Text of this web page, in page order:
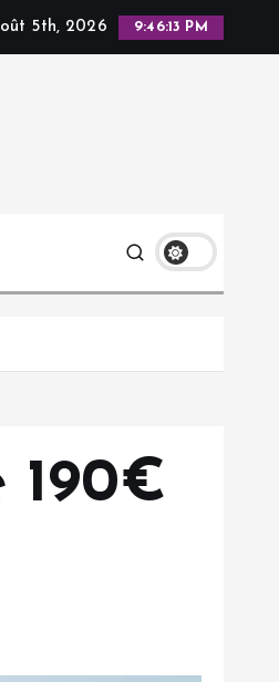
5th, 2026 9:46:14 PM
190€